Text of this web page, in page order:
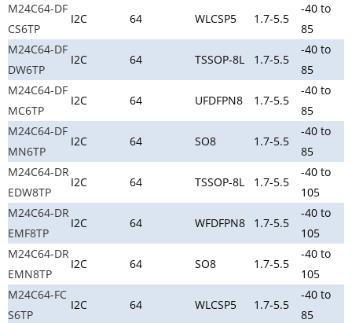
M24C64-DF
CS6TP
I2C 64 WLCSP5 1.7-5.5
-40 to
85
M24C64-DF
DW6TP
I2C 64 TSSOP-8L 1.7-5.5
-40 to
85
M24C64-DF
MC6TP
I2C 64 UFDFPN8 1.7-5.5
-40 to
85
M24C64-DF
MN6TP
I2C 64 SO8 1.7-5.5
-40 to
85
M24C64-DR
EDW8TP
I2C 64 TSSOP-8L 1.7-5.5
-40 to
105
M24C64-DR
EMF8TP
I2C 64 WFDFPN8 1.7-5.5
-40 to
105
M24C64-DR
EMN8TP
I2C 64 SO8 1.7-5.5
-40 to
105
M24C64-FC
S6TP
I2C 64 WLCSP5 1.7-5.5
-40 to
85